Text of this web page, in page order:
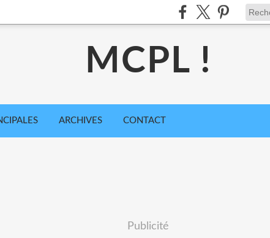
MCPL !
ARCHIVES CONTACT
Publicité